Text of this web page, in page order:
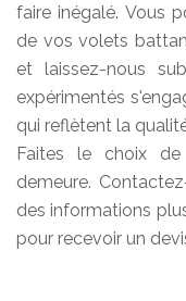
faire inégalé. Vous
de vos volets
et laissez-nous
expérimentés
qui reflètent la
Faites le choix de
demeure.
des informations
pour recevoir un